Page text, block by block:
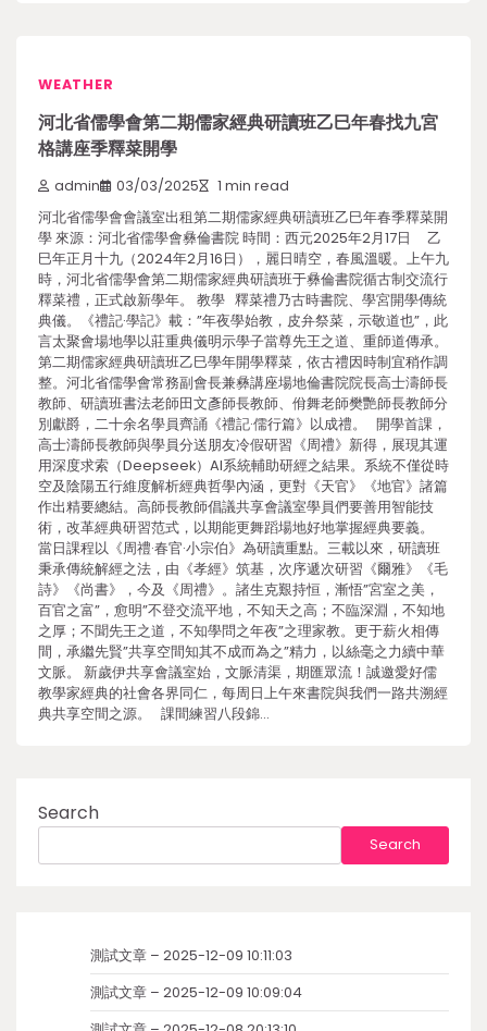
WEATHER
河北省儒學會第二期儒家經典研讀班乙巳年春找九宮
格講座季釋菜開學
admin 03/03/2025 1 min read
河北省儒學會會議室出租第二期儒家經典研讀班乙巳年春季釋菜開
學 來源：河北省儒學會彝倫書院 時間：西元2025年2月17日 乙
巳年正月十九（2024年2月16日），麗日晴空，春風溫暖。上午九
時，河北省儒學會第二期儒家經典研讀班于彝倫書院循古制交流行
釋菜禮，正式啟新學年。 教學 釋菜禮乃古時書院、學宮開學傳統
典儀。《禮記·學記》載：”年夜學始教，皮弁祭菜，示敬道也”，此
言太聚會場地學以莊重典儀明示學子當尊先王之道、重師道傳承。
第二期儒家經典研讀班乙巳學年開學釋菜，依古禮因時制宜稍作調
整。河北省儒學會常務副會長兼彝講座場地倫書院院長高士濤師長
教師、研讀班書法老師田文彥師長教師、佾舞老師樊艷師長教師分
別獻爵，二十余名學員齊誦《禮記·儒行篇》以成禮。 開學首課，
高士濤師長教師與學員分送朋友冷假研習《周禮》新得，展現其運
用深度求索（Deepseek）AI系統輔助研經之結果。系統不僅從時
空及陰陽五行維度解析經典哲學內涵，更對《天官》《地官》諸篇
作出精要總結。高師長教師倡議共享會議室學員們要善用智能技
術，改革經典研習范式，以期能更舞蹈場地好地掌握經典要義。
當日課程以《周禮·春官·小宗伯》為研讀重點。三載以來，研讀班
秉承傳統解經之法，由《孝經》筑基，次序遞次研習《爾雅》《毛
詩》《尚書》，今及《周禮》。諸生克艱持恒，漸悟”宮室之美，
百官之富”，愈明”不登交流平地，不知天之高；不臨深淵，不知地
之厚；不聞先王之道，不知學問之年夜”之理家教。更于薪火相傳
間，承繼先賢”共享空間知其不成而為之”精力，以絲毫之力續中華
文脈。 新歲伊共享會議室始，文脈清渠，期匯眾流！誠邀愛好儒
教學家經典的社會各界同仁，每周日上午來書院與我們一路共溯經
典共享空間之源。 課間練習八段錦…
Search
Search
測試文章 – 2025-12-09 10:11:03
測試文章 – 2025-12-09 10:09:04